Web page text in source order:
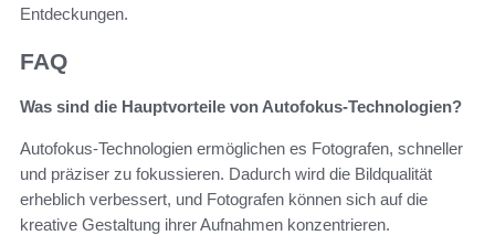
Entdeckungen.
FAQ
Was sind die Hauptvorteile von Autofokus-Technologien?
Autofokus-Technologien ermöglichen es Fotografen, schneller
und präziser zu fokussieren. Dadurch wird die Bildqualität
erheblich verbessert, und Fotografen können sich auf die
kreative Gestaltung ihrer Aufnahmen konzentrieren.